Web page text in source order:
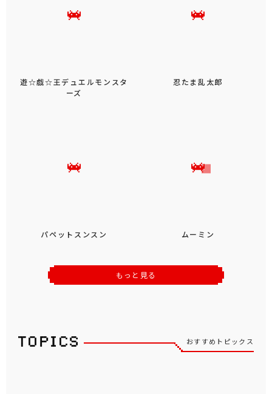
遊☆戯☆王デュエルモンスタ
ーズ
忍たま乱太郎
パペットスンスン ムーミン
もっと見る
おすすめトピックス